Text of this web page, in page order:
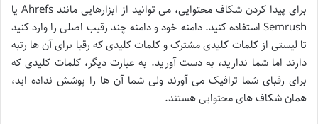
برای پیدا کردن شکاف محتوایی، می توانید از ابزارهایی مانند Ahrefs یا
Semrush استفاده کنید. دامنه خود و دامنه چند رقیب اصلی را وارد کنید
تا لیستی از کلمات کلیدی مشترک و کلمات کلیدی که رقبا برای آن ها رتبه
دارند اما شما ندارید، به دست آورید. به عبارت دیگر، کلمات کلیدی که
برای رقبای شما ترافیک می آورند ولی شما آن ها را پوشش نداده اید،
همان شکاف های محتوایی هستند.